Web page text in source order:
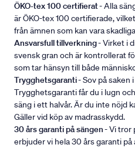
ÖKO-tex 100 certifierat- Alla
är ÖKO-tex 100 certifierade,
från ämnen som kan vara
Ansvarsfull tillverkning- Virket i
svensk gran och är kontrollerat
som tar hänsyn till både
Trygghetsgaranti- Sov på saken
Trygghetsgaranti får du i lugn
säng i ett halvår. Är du inte nöjd
Gäller vid köp av madrasskydd.
30 års garanti på sängen- Vi tror
erbjuder vi hela 30 års garanti på